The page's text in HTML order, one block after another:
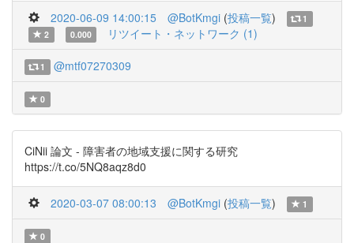
2020-06-09 14:00:15 @BotKmgi (投稿一覧)
1
2
0.000 リツイート・ネットワーク (1)
1 @mtf07270309
0
CiNii 論文 - 障害者の地域支援に関する研究
https://t.co/5NQ8aqz8d0
2020-03-07 08:00:13 @BotKmgi (投稿一覧) 1
0